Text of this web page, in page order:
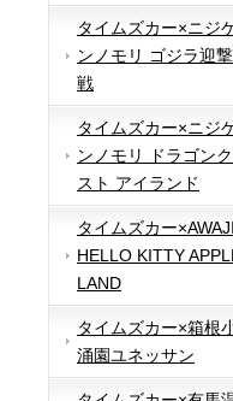
タイムズカー×ニジ
ンノモリ ゴジラ迎
戦
タイムズカー×ニジ
ンノモリ ドラゴン
スト アイランド
タイムズカー×AWAJI
HELLO KITTY
LAND
タイムズカー×箱根
涌園ユネッサン